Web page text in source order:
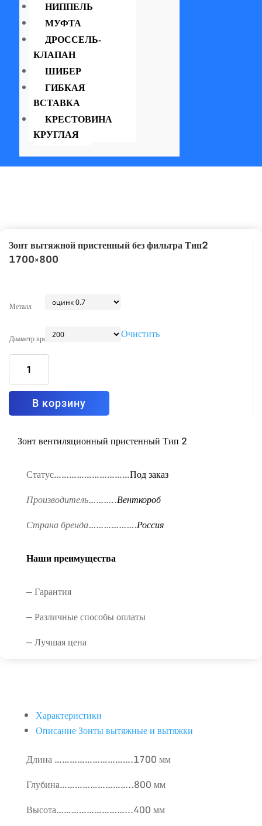
НИППЕЛЬ
МУФТА
ДРОССЕЛЬ-
КЛАПАН
ШИБЕР
ГИБКАЯ
ВСТАВКА
КРЕСТОВИНА
КРУГЛАЯ
Зонт вытяжной пристенный без фильтра Тип2
1700×800
Металл
Диаметр врезки Очистить
Количество
пристенный
без
1700x800
В корзину
Зонт вентиляционный пристенный Тип 2
Статус…………………………Под заказ
Производитель………..Венткороб
Страна бренда……………….Россия
Наши преимущества
— Гарантия
— Различные способы оплаты
— Лучшая цена
Характеристики
Описание Зонты вытяжные и вытяжки
Длина ………………………….1700 мм
Глубина………………………..800 мм
Высота………………………...400 мм